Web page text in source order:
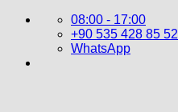
İçeriğe
08:00 - 17:00
+90 535 428 85 52
WhatsApp